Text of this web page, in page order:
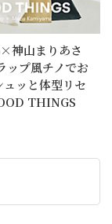
神山まりあさ
ップ風チノでお
ュッと体型リセ
THINGS